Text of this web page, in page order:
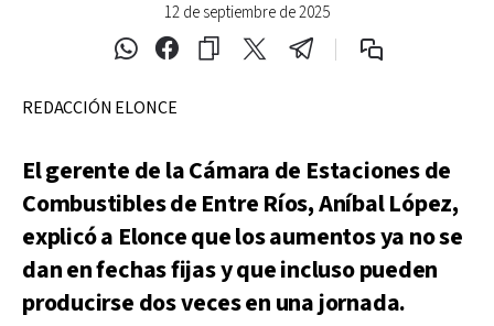
12 de septiembre de 2025
REDACCIÓN ELONCE
El gerente de la Cámara de Estaciones de
Combustibles de Entre Ríos, Aníbal López,
explicó a Elonce que los aumentos ya no se
dan en fechas fijas y que incluso pueden
producirse dos veces en una jornada.